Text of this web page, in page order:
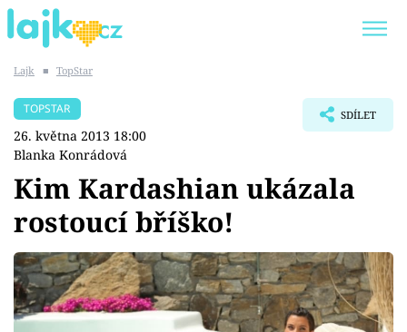
SHOPAHOLICADEL
Témata
Showbyznys
Youtubeři
Lajk ■ TopStar
TOPSTAR
26. května 2013 18:00
Blanka Konrádová
SDÍLET
Kim Kardashian ukázala
rostoucí bříško!